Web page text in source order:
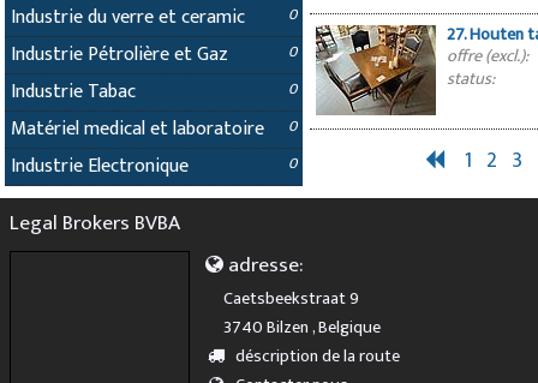
Industrie du verre et ceramic 0
Industrie Pétrolière et Gaz 0
Industrie Tabac 0
Matériel medical et laboratoire 0
Industrie Electronique 0
27. Houten
offre (excl.):
status:
1 2 3
Legal Brokers BVBA
adresse:
Caetsbeekstraat 9
3740 Bilzen , Belgique
déscription de la route